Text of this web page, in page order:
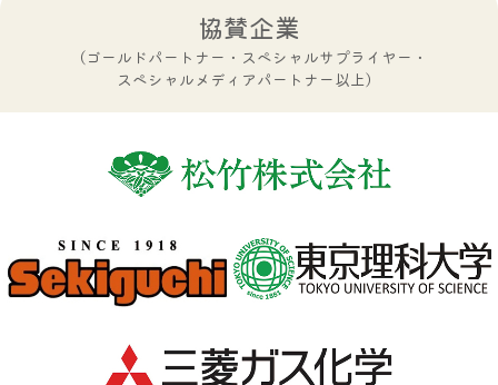
協賛企業
（ゴールドパートナー・スペシャルサプライヤー・
スペシャルメディアパートナー以上）